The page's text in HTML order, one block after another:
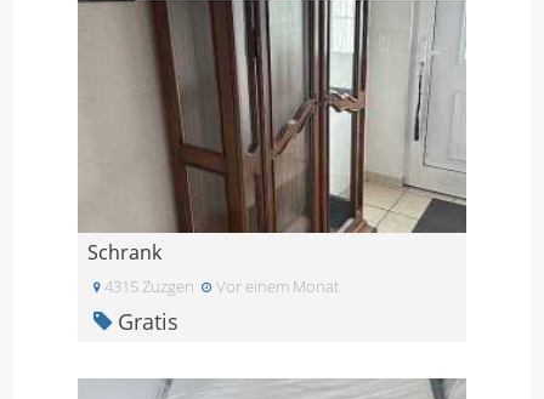
Schrank
4315 Zuzgen Vor einem Monat
Gratis